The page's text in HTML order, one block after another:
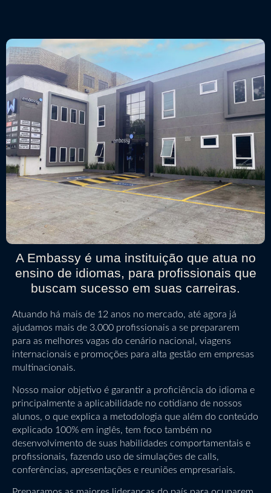
A Embassy é uma instituição que atua no
ensino de idiomas, para profissionais que
buscam sucesso em suas carreiras.
Atuando há mais de 12 anos no mercado, até agora já
ajudamos mais de 3.000 profissionais a se prepararem
para as melhores vagas do cenário nacional, viagens
internacionais e promoções para alta gestão em empresas
multinacionais.
Nosso maior objetivo é garantir a proficiência do idioma e
principalmente a aplicabilidade no cotidiano de nossos
alunos, o que explica a metodologia que além do conteúdo
explicado 100% em inglês, tem foco também no
desenvolvimento de suas habilidades comportamentais e
profissionais, fazendo uso de simulações de calls,
conferências, apresentações e reuniões empresariais.